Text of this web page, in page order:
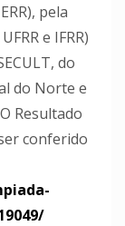
pela
e IFRR)
do
do Norte e
Resultado
conferido